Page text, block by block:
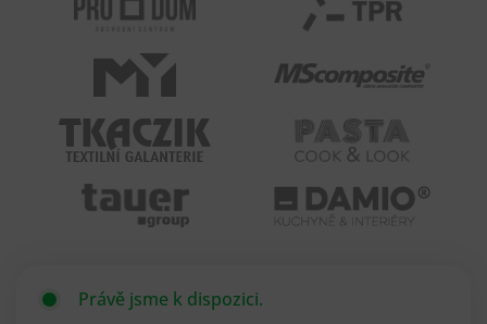
Právě jsme k dispozici.